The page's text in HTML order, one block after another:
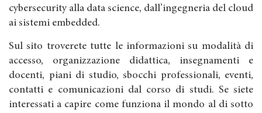
cybersecurity alla data science, dall’ingegneria del cloud
ai sistemi embedded.
Sul sito troverete tutte le informazioni su modalità di
accesso, organizzazione didattica, insegnamenti e
docenti, piani di studio, sbocchi professionali, eventi,
contatti e comunicazioni dal corso di studi. Se siete
interessati a capire come funziona il mondo al di sotto